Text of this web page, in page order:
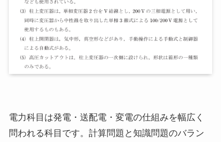
電力科目は発電・送配電・変電の仕組みを幅広く
問われる科目です。計算問題と知識問題のバラン